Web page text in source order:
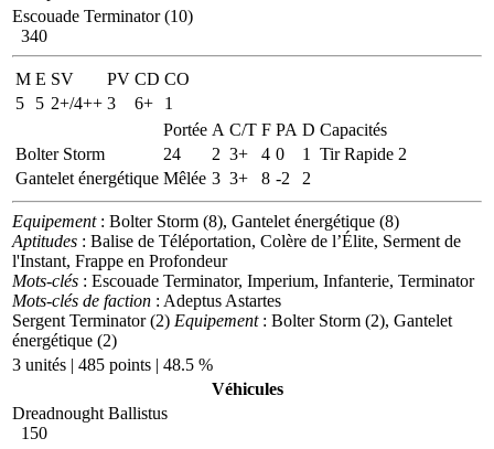
Escouade Terminator (10)
340
M E SV PV CD CO
5
5 2+/4++ 3 6+
1
Portée A C/T F PA D Capacités
Bolter Storm
24 2 3+ 4 0 1
Tir Rapide 2
Gantelet énergétique Mêlée 3 3+ 8 -2 2
Equipement: Bolter Storm (8), Gantelet énergétique (8)
Aptitudes : Balise de Téléportation, Colère de l’Élite, Serment de
l'Instant, Frappe en Profondeur
Mots-clés : Escouade Terminator, Imperium, Infanterie, Terminator
Mots-clés de faction : Adeptus Astartes
Sergent Terminator (2) Equipement: Bolter Storm (2), Gantelet
énergétique (2)
3 unités | 485 points | 48.5 %
Véhicules
Dreadnought Ballistus
150